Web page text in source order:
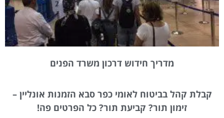
מדריך חידוש דרכון משרד הפנים
קבלת קהל בביטוח לאומי כפר סבא הזמנות אונליין –
זימון תור? קביעת תור? כל הפרטים פה!